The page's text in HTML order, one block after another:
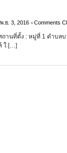
พ.ย. 3, 2016 •Comments
านที่ตั้ง : หมู่ที่ 1 ตำบลบ
ใ […]